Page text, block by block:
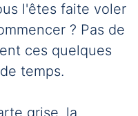
l'êtes faite voler
? Pas de
ces quelques
temps.
grise, la